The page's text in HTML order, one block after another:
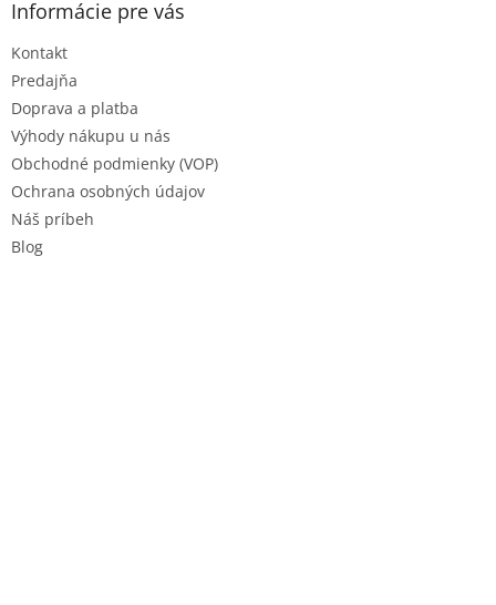
Informácie pre vás
Kontakt
Predajňa
Doprava a platba
Výhody nákupu u nás
Obchodné podmienky (VOP)
Ochrana osobných údajov
Náš príbeh
Blog